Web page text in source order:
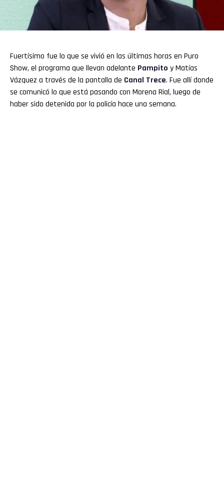
Fuertísimo fue lo que se vivió en las últimas horas en Puro
Show, el programa que llevan adelante Pampito y Matías
Vázquez a través de la pantalla de Canal Trece. Fue allí donde
se comunicó lo que está pasando con Morena Rial, luego de
haber sido detenida por la policía hace una semana.